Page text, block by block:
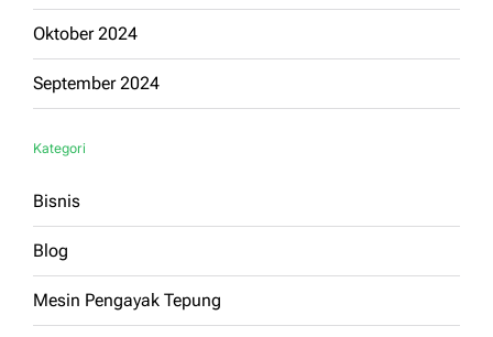
Oktober 2024
September 2024
Kategori
Bisnis
Blog
Mesin Pengayak Tepung